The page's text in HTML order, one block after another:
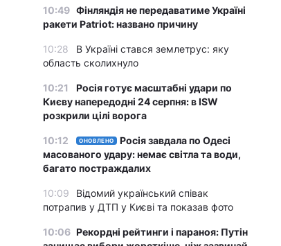
10:49 Фінляндія не передаватиме Україні
ракети Patriot: названо причину
10:28
В Україні стався землетрус: яку
область сколихнуло
10:21
Росія готує масштабні удари по
Києву напередодні 24 серпня: в ISW
розкрили цілі ворога
10:12 ОНОВЛЕНО
Росія завдала по Одесі
масованого удару: немає світла та води,
багато постраждалих
10:09
Відомий український співак
потрапив у ДТП у Києві та показав фото
10:06 Рекордні рейтинги і параноя: Путін